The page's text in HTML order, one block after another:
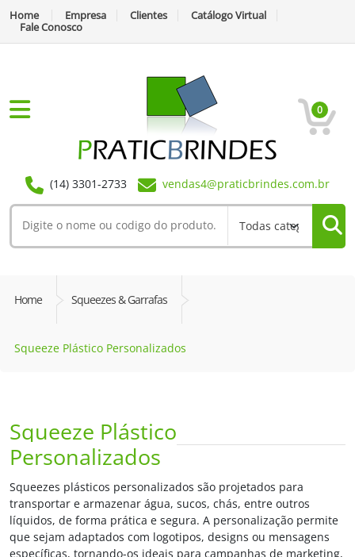
Home Empresa Clientes
Catálogo Virtual
Fale Conosco
0
(14) 3301-2733 vendas4@praticbrindes.com.br
Home Squeezes & Garrafas
Squeeze Plástico Personalizados
Squeeze Plástico
Personalizados
Squeezes plásticos personalizados são projetados para
transportar e armazenar água, sucos, chás, entre outros
líquidos, de forma prática e segura. A personalização permite
que sejam adaptados com logotipos, designs ou mensagens
específicas, tornando-os ideais para campanhas de marketing,